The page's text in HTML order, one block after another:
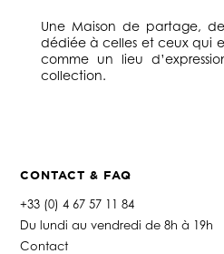
Une Maison de partage,
dédiée à celles et ceux qui
comme un lieu
collection.
CONTACT & FAQ
+33 (0) 4 67 57 11 84
Du lundi au vendredi de 8h à 19h
Contact